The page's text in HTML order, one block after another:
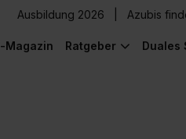
Ausbildung 2026 Azubis
Magazin Ratgeber Duales